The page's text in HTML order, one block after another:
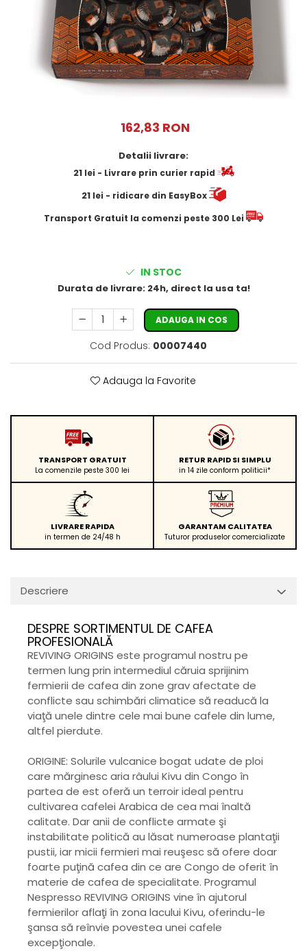
Illy Iperespresso
Nespresso Professional
Cremesso
Cafissimo
Cafea Solubila
162,83 RON
Detalii livrare:
21lei - Livrare prin curier rapid
21lei - ridicare din EasyBox
​​​​​​Transport Gratuit la comenzi peste 300 Lei
IN STOC
Durata de livrare:24h, direct la usa ta!
ADAUGA IN COS
Cod Produs: 00007440
Adauga la Favorite
TRANSPORT GRATUIT
La comenzile peste 300 lei
RETUR RAPID SI SIMPLU
in 14 zile conform politicii*
LIVRARE RAPIDA
in termen de 24/48 h
GARANTAM CALITATEA
Tuturor produselor comercializate
Descriere
DESPRE SORTIMENTUL DE CAFEA
PROFESIONALĂ
REVIVING ORIGINS este programul nostru pe
termen lung prin intermediul căruia sprijinim
fermierii de cafea din zone grav afectate de
conflicte sau schimbări climatice să readucă la
viaţă unele dintre cele mai bune cafele din lume,
altfel pierdute.
ORIGINE: Solurile vulcanice bogat udate de ploi
care mărginesc aria râului Kivu din Congo în
partea de est oferă un terroir ideal pentru
cultivarea cafelei Arabica de cea mai înaltă
calitate. Dar anii de conflicte armate şi
instabilitate politică au lăsat numeroase plantaţii
pustii, iar micii fermieri mai reuşesc să ofere doar
foarte puţină cafea din ce are Congo de oferit în
materie de cafea de specialitate. Programul
Nespresso REVIVING ORIGINS vine în ajutorul
fermierilor aflaţi în zona lacului Kivu, oferindu-le
şansa să reînvie povestea unei cafele
excepţionale.